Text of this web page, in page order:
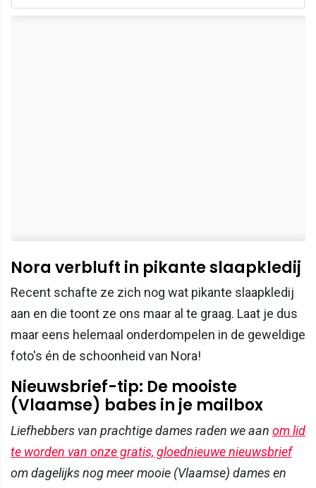
Nora verbluft in pikante slaapkledij
Recent schafte ze zich nog wat pikante slaapkledij
aan en die toont ze ons maar al te graag. Laat je dus
maar eens helemaal onderdompelen in de geweldige
foto's én de schoonheid van Nora!
Nieuwsbrief-tip: De mooiste
(Vlaamse) babes in je mailbox
Liefhebbers van prachtige dames raden we aan om lid
te worden van onze gratis, gloednieuwe nieuwsbrief
om dagelijks nog meer mooie (Vlaamse) dames en